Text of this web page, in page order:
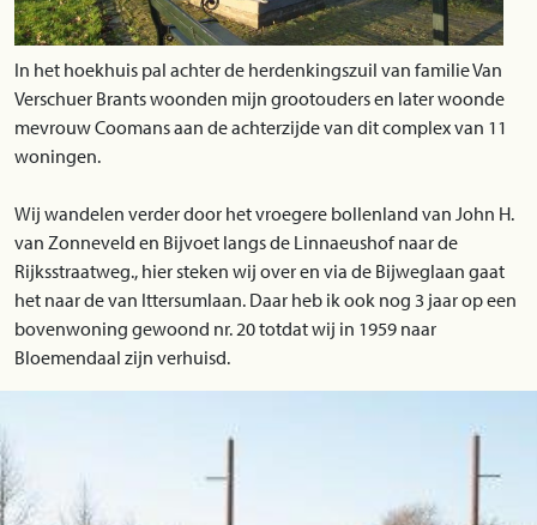
In het hoekhuis pal achter de herdenkingszuil van familie Van
Verschuer Brants woonden mijn grootouders en later woonde
mevrouw Coomans aan de achterzijde van dit complex van 11
woningen.
Wij wandelen verder door het vroegere bollenland van John H.
van Zonneveld en Bijvoet langs de Linnaeushof naar de
Rijksstraatweg., hier steken wij over en via de Bijweglaan gaat
het naar de van Ittersumlaan. Daar heb ik ook nog 3 jaar op een
bovenwoning gewoond nr. 20 totdat wij in 1959 naar
Bloemendaal zijn verhuisd.